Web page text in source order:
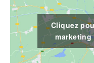
Cliquez